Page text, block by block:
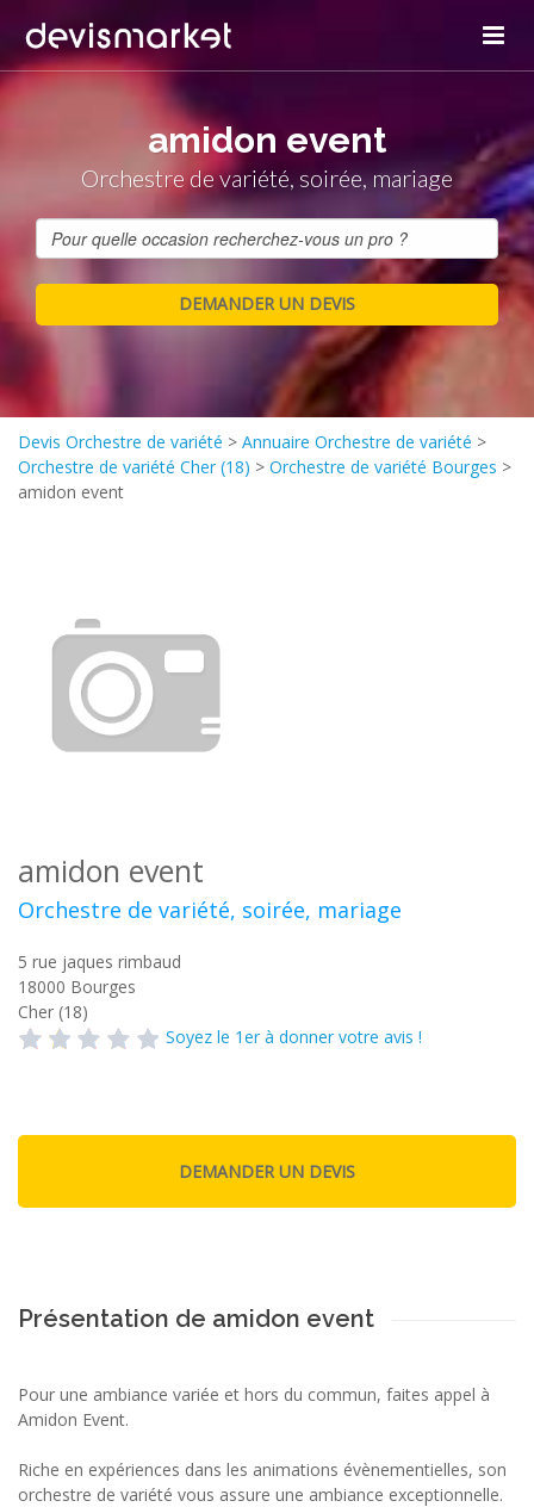
amidon event
Orchestre de variété, soirée, mariage
Devis Orchestre de variété > Annuaire Orchestre de variété >
Orchestre de variété Cher (18) > Orchestre de variété Bourges >
amidon event
amidon event
Orchestre de variété, soirée, mariage
5 rue jaques rimbaud
18000 Bourges
Cher (18)
Soyez le 1er à donner votre avis !
Présentation de amidon event
Pour une ambiance variée et hors du commun, faites appel à
Amidon Event.
Riche en expériences dans les animations évènementielles, son
orchestre de variété vous assure une ambiance exceptionnelle.